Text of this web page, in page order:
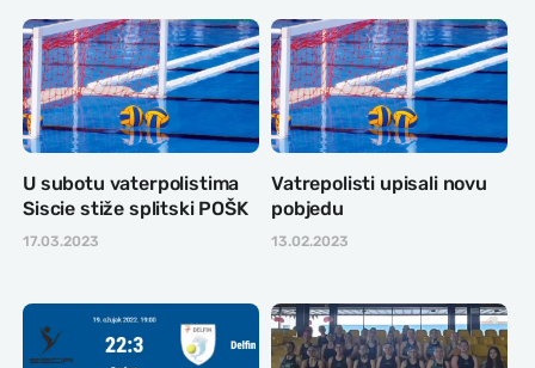
U subotu vaterpolistima
Siscie stiže splitski POŠK
17.03.2023
Vatrepolisti upisali novu
pobjedu
13.02.2023